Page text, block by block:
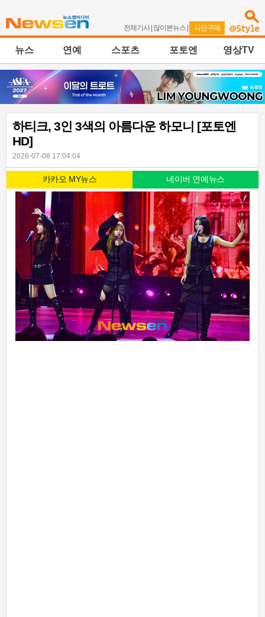
전체기사| 많이본뉴스 | 사진구매
뉴스 연예 스포츠 포토엔 영상TV
하티크, 3인 3색의 아름다운 하모니 [포토엔
HD]
2026-07-08 17:04:04
카카오 MY뉴스 네이버 연예뉴스